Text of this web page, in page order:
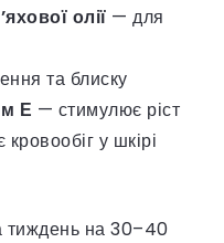
олії — для
та блиску
Е — стимулює ріст
у шкірі
тиждень на 30–40